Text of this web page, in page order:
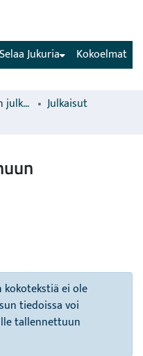
Kokoelmat
Selaa Jukuria
Luonnonvarakeskuksen julkaisut
Julkaisut
ei ole
tiedoissa voi
tallennettuun